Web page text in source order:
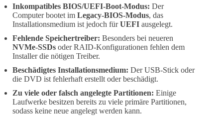
Inkompatibles BIOS/UEFI-Boot-Modus: Der
Computer bootet im Legacy-BIOS-Modus, das
Installationsmedium ist jedoch fürUEFI ausgelegt.
Fehlende Speichertreiber: Besonders bei neueren
NVMe-SSDs oder RAID-Konfigurationen fehlen dem
Installer die nötigen Treiber.
Beschädigtes Installationsmedium: Der USB-Stick oder
die DVD ist fehlerhaft erstellt oder beschädigt.
Zu viele oder falsch angelegte Partitionen: Einige
Laufwerke besitzen bereits zu viele primäre Partitionen,
sodass keine neue angelegt werden kann.